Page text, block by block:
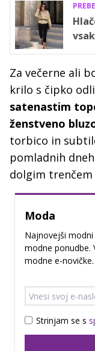
Za večerne ali
krilo s čipko
satenastim
ženstveno
torbico in
pomladnih
dolgim
Moda
Najnovejši
modne ponudbe.
modne e-novičke.
Strinjam se s